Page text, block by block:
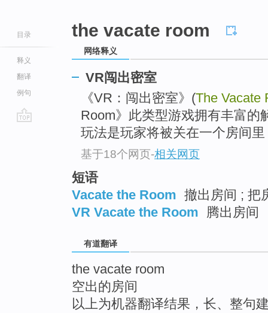
目录
释义
翻译
例句
the vacate room
网络释义
VR闯出密室
《VR：闯出密室》(The Vacate
Room》此类型游戏拥有丰富的
玩法是玩家将被关在一个房间
基于18个网页-相关网页
短语
Vacate the Room 撤出房间 ; 把
VR Vacate the Room
腾出房间
有道翻译
the vacate room
空出的房间
以上为机器翻译结果，长、整句